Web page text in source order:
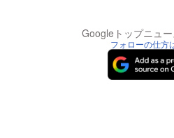
Googleトップニュ
フォローの仕方